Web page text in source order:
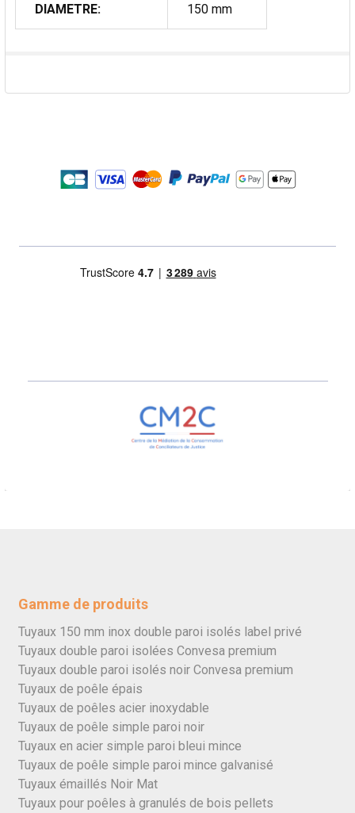
DIAMETRE: 150 mm
Gamme de produits
Tuyaux 150 mm inox double paroi isolés label privé
Tuyaux double paroi isolées Convesa premium
Tuyaux double paroi isolés noir Convesa premium
Tuyaux de poêle épais
Tuyaux de poêles acier inoxydable
Tuyaux de poêle simple paroi noir
Tuyaux en acier simple paroi bleui mince
Tuyaux de poêle simple paroi mince galvanisé
Tuyaux émaillés Noir Mat
Tuyaux pour poêles à granulés de bois pellets